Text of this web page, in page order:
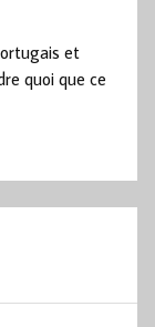
et
quoi que ce